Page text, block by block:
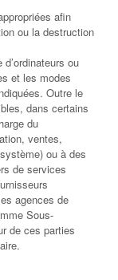
afin
ou la destruction
ou
et les modes
Outre le
dans certains
du
ventes,
ou à des
de services
agences de
Sous-
de ces parties